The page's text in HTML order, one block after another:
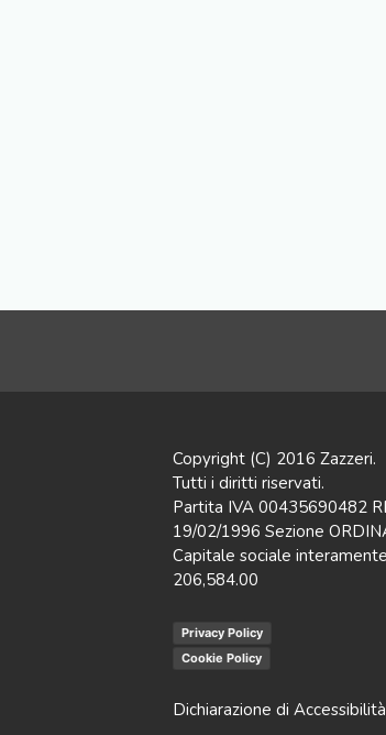
Copyright (C) 2016 Zazzeri.
Tutti i diritti riservati.
Partita IVA 00435690482
19/02/1996 Sezione
Capitale sociale
206,584.00
Privacy Policy
Cookie Policy
Dichiarazione di Accessibilità